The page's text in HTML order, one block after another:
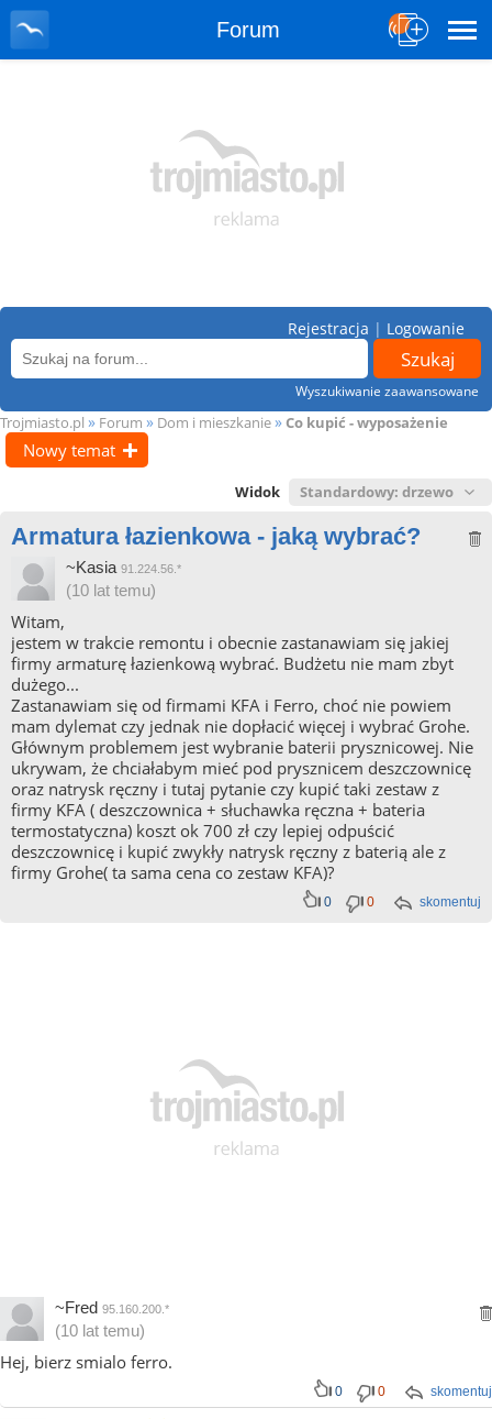
Forum
Wyszukiwanie zaawansowane
Rejestracja | Logowanie
Trojmiasto.pl » Forum » Dom i mieszkanie» Co kupić - wyposażenie
Nowy temat
Widok
Armatura łazienkowa - jaką wybrać?
~Kasia 91.224.56.*
(10 lat temu)
Witam,
jestem w trakcie remontu i obecnie zastanawiam się jakiej
firmy armaturę łazienkową wybrać. Budżetu nie mam zbyt
dużego...
Zastanawiam się od firmami KFA i Ferro, choć nie powiem
mam dylemat czy jednak nie dopłacić więcej i wybrać Grohe.
Głównym problemem jest wybranie baterii prysznicowej. Nie
ukrywam, że chciałabym mieć pod prysznicem deszczownicę
oraz natrysk ręczny i tutaj pytanie czy kupić taki zestaw z
firmy KFA ( deszczownica + słuchawka ręczna + bateria
termostatyczna) koszt ok 700 zł czy lepiej odpuścić
deszczownicę i kupić zwykły natrysk ręczny z baterią ale z
firmy Grohe( ta sama cena co zestaw KFA)?
skomentuj
0 0
~Fred 95.160.200.*
(10 lat temu)
Hej, bierz smialo ferro.
skomentuj
0 0